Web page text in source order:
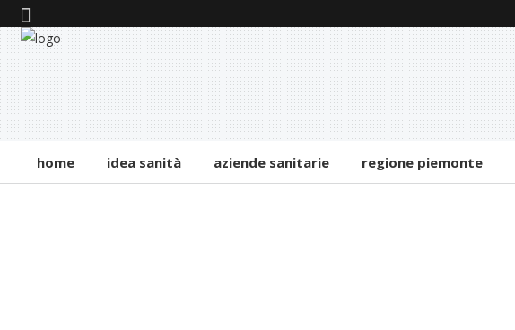
home idea sanità aziende sanitarie regione piemonte